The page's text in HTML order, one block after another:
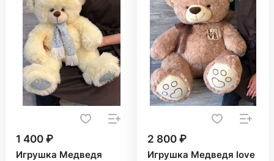
1 400 ₽
Игрушка Медведя
2 800 ₽
Игрушка Медведя love